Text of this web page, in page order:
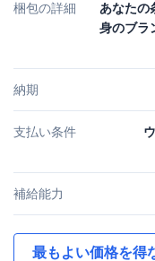
梱包の詳細
あなたの
身のブラ
納期
支払い条件
補給能力
最もよい価格を得